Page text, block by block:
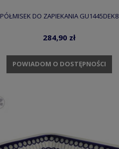
PÓŁMISEK DO ZAPIEKANIA GU1445DEK8
284,90 zł
POWIADOM O DOSTĘPNOŚCI